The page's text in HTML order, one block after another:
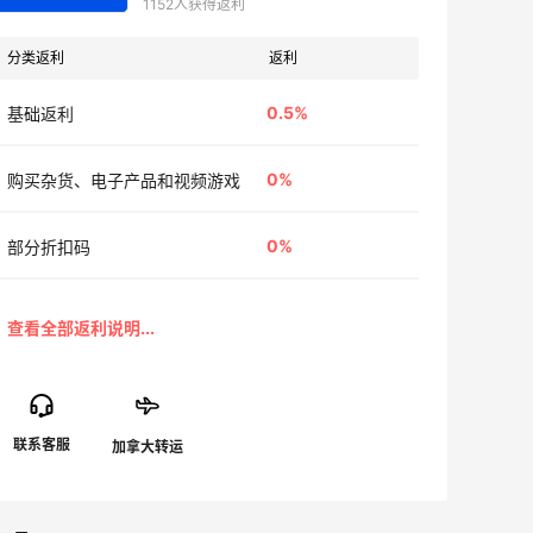
1152人获得返利
分类返利 返利
基础返利 0.5%
购买杂货、电子产品和视频游戏 0%
部分折扣码 0%